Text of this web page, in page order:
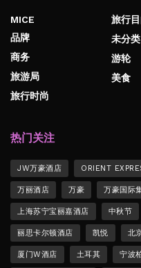
MICE
品牌
商务
旅游局
旅行时尚
旅行
未分类
游轮
美食
热门关注
JW万豪酒店 ORIENT
万丽酒店 万豪 万豪国际
上海苏宁宝丽嘉酒店 中秋节
丽思卡尔顿酒店 凯悦 北
厦门W酒店 土耳其 宁波